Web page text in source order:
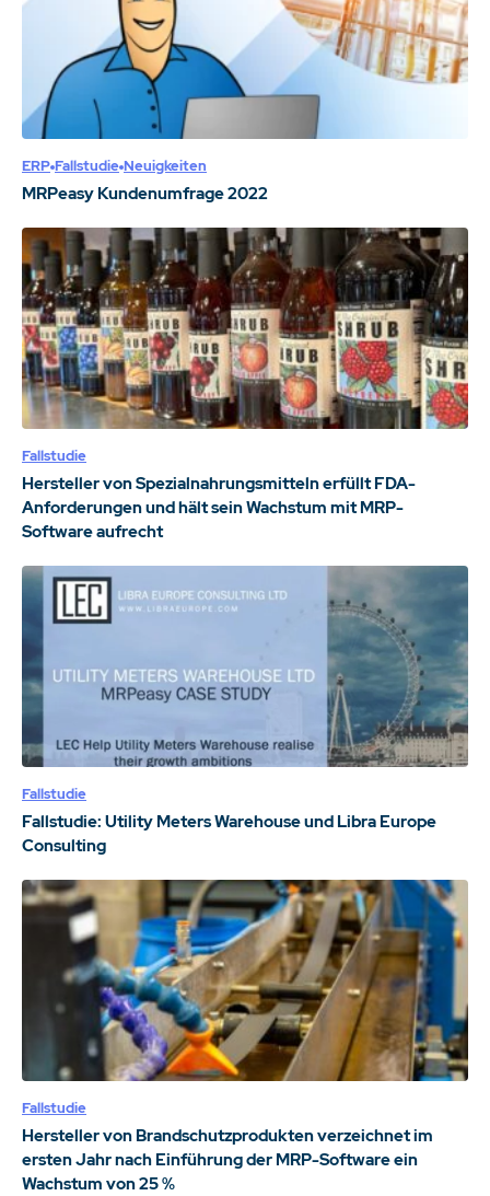
ERP Fallstudie Neuigkeiten
MRPeasy Kundenumfrage 2022
Fallstudie
Hersteller von Spezialnahrungsmitteln erfüllt FDA-
Anforderungen und hält sein Wachstum mit MRP-
Software aufrecht
Fallstudie
Fallstudie: Utility Meters Warehouse und Libra Europe
Consulting
Fallstudie
Hersteller von Brandschutzprodukten verzeichnet im
ersten Jahr nach Einführung der MRP-Software ein
Wachstum von 25 %